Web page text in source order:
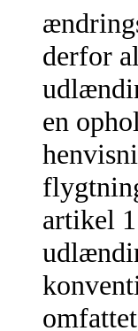
derfor
en
artikel